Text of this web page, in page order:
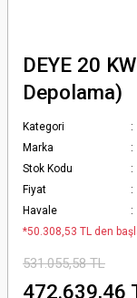
DEYE 20
Depolama)
Kategori
Marka
Stok Kodu
Fiyat
Havale
*50.308,53 TL den
531.055,58 TL
472.639,46